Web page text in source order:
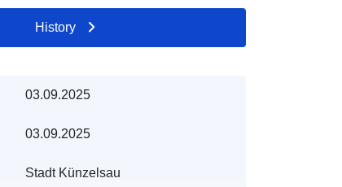
History
03.09.2025
03.09.2025
Stadt Künzelsau